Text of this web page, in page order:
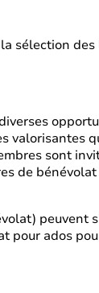
sélection des
valorisantes
sont
de
peuvent
pour ados